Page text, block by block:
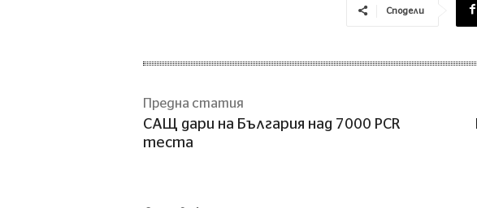
Сподели
Предна статия
САЩ дари на България над 7000 PCR
теста